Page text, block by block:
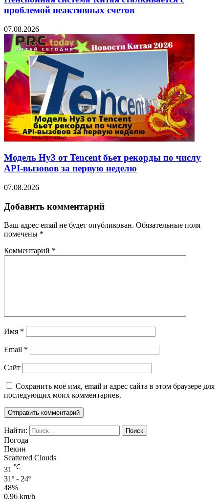
проблемой неактивных счетов
07.08.2026
Модель Hy3 от Tencent бьет рекорды по числу
API-вызовов за первую неделю
07.08.2026
Добавить комментарий
Ваш адрес email не будет опубликован. Обязательные поля
помечены *
Комментарий *
Имя *
Email *
Сайт
Сохранить моё имя, email и адрес сайта в этом браузере для
последующих моих комментариев.
Найти:
Погода
Пекин
Scattered Clouds
31 ℃
31º - 24º
48%
0.96 km/h